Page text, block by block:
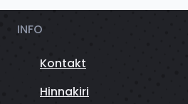
INFO
Kontakt
Hinnakiri